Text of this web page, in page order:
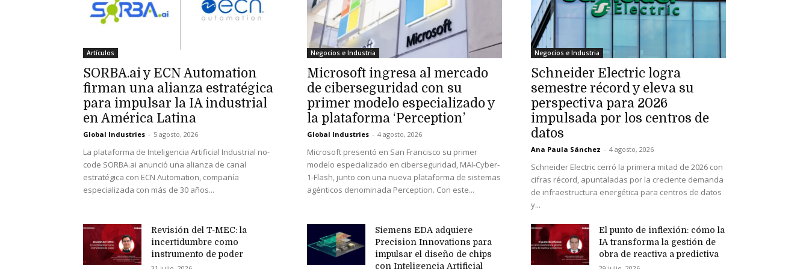
Artículos
SORBA.ai y ECN Automation
firman una alianza estratégica
para impulsar la IA industrial
en América Latina
Global Industries - 5 agosto, 2026
La plataforma de Inteligencia Artificial Industrial no-
code SORBA.ai anunció una alianza de canal
estratégica con ECN Automation, compañía
especializada con más de 30 años...
Negocios e Industria
Microsoft ingresa al mercado
de ciberseguridad con su
primer modelo especializado y
la plataforma ‘Perception’
Global Industries - 4 agosto, 2026
Microsoft presentó en San Francisco su primer
modelo especializado en ciberseguridad, MAI-Cyber-
1-Flash, junto con una nueva plataforma de sistemas
agénticos denominada Perception. Con este...
Negocios e Industria
Schneider Electric logra
semestre récord y eleva su
perspectiva para 2026
impulsada por los centros de
datos
Ana Paula Sánchez - 4 agosto, 2026
Schneider Electric cerró la primera mitad de 2026 con
cifras récord, apuntaladas por la creciente demanda
de infraestructura energética para centros de datos
y...
Revisión del T-MEC: la
incertidumbre como
instrumento de poder
Siemens EDA adquiere
Precision Innovations para
impulsar el diseño de chips
con Inteligencia Artificial
El punto de inflexión: cómo la
IA transforma la gestión de
obra de reactiva a predictiva